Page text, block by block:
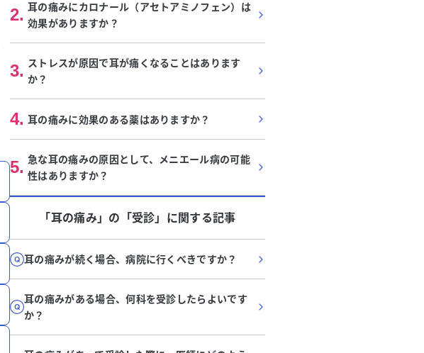
2. 耳の痛みにカロナール（アセトアミノフェン）は
効果がありますか？
3. ストレスが原因で耳が痛くなることはあります
か？
4. 耳の痛みに効果のある薬はありますか？
5. 急な耳の痛みの原因として、メニエール病の可能
性はありますか？
「耳の痛み」 の「受診」に関する記事
耳の痛みが続く場合、病院に行くべきですか？
耳の痛みがある場合、何科を受診したらよいです
か？